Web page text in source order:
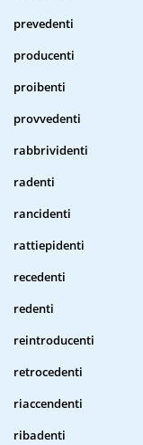
prevedenti
producenti
proibenti
provvedenti
rabbrividenti
radenti
rancidenti
rattiepidenti
recedenti
redenti
reintroducenti
retrocedenti
riaccendenti
ribadenti